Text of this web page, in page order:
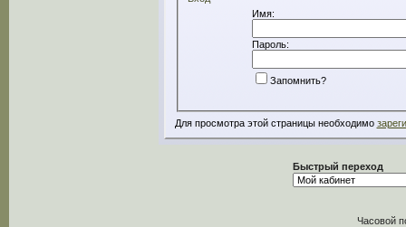
Имя:
Пароль:
Запомнить?
Для просмотра этой страницы необходимо
Быстрый переход
Часовой